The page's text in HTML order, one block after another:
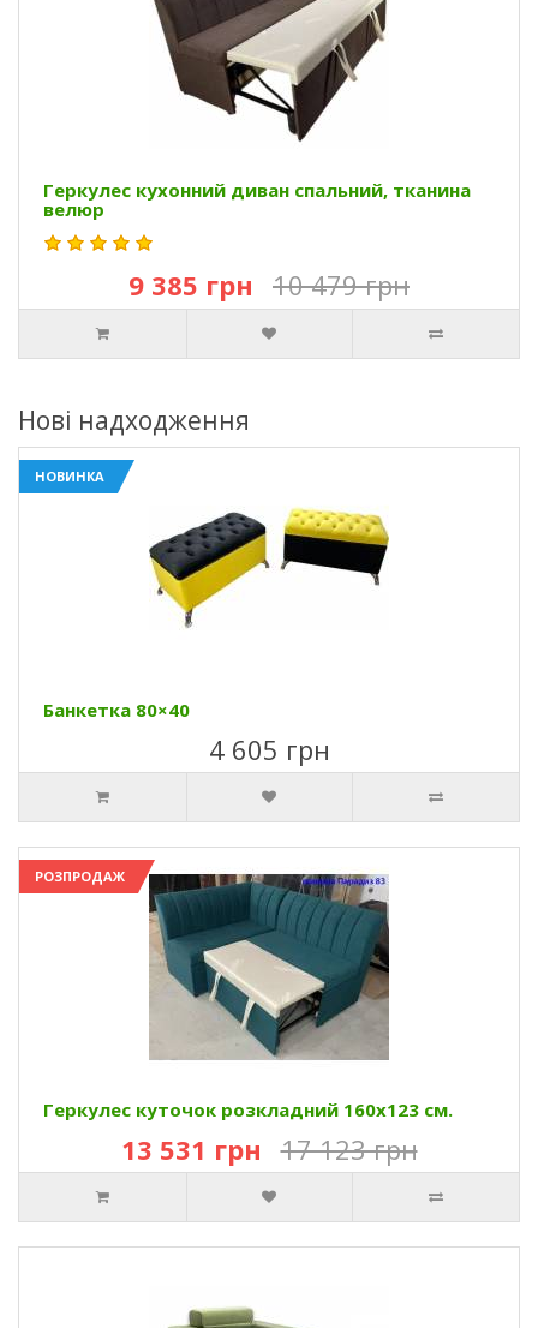
Геркулес кухонний диван спальний, тканина
велюр
9 385 грн 10 479 грн
Нові надходження
НОВИНКА
Банкетка 80×40
4 605 грн
РОЗПРОДАЖ
Геркулес куточок розкладний 160х123 см.
13 531 грн 17 123 грн